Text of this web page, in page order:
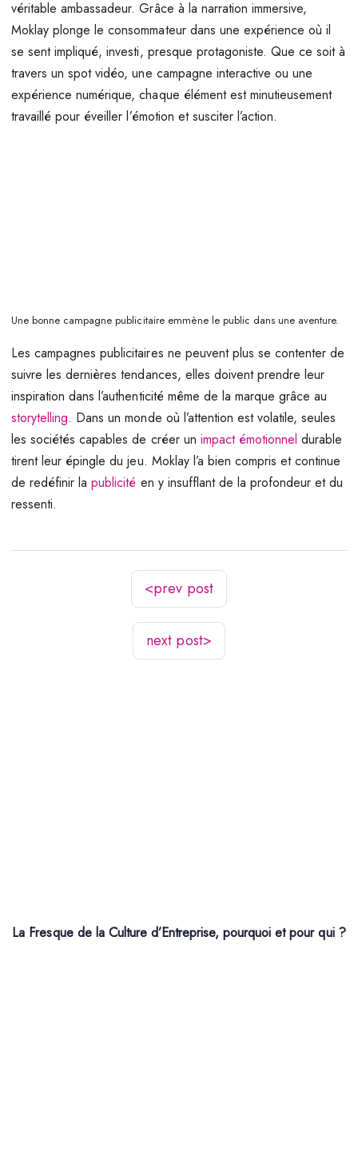
véritable ambassadeur. Grâce à la narration immersive,
Moklay plonge le consommateur dans une expérience où il
se sent impliqué, investi, presque protagoniste. Que ce soit à
travers un spot vidéo, une campagne interactive ou une
expérience numérique, chaque élément est minutieusement
travaillé pour éveiller l’émotion et susciter l’action.
Une bonne campagne publicitaire emmène le public dans une aventure.
Les campagnes publicitaires ne peuvent plus se contenter de
suivre les dernières tendances, elles doivent prendre leur
inspiration dans l’authenticité même de la marque grâce au
storytelling. Dans un monde où l’attention est volatile, seules
les sociétés capables de créer un impact émotionnel durable
tirent leur épingle du jeu. Moklay l’a bien compris et continue
de redéfinir lapublicité en y insufflant de la profondeur et du
ressenti.
<prev post
next post>
La Fresque de la Culture d’Entreprise, pourquoi et pour qui ?